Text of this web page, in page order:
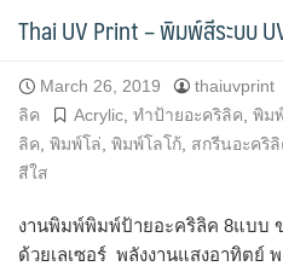
Thai UV Print – พิมพ์สีระบบ
พิมพ์ป้ายอะคริลิค 8 แบบ
March 26, 2019 thaiuvprint
ลิค
Acrylic ทำป้ายอะคริลิค พิม
ลิค พิมพ์โล่ พิมพ์โลโก้ สกรีนอะคริ
สีใส
งานพิมพ์พิมพ์ป้ายอะคริลิค 8แบบ
ด้วยเลเซอร์ พลังงานแสงอาทิตย์